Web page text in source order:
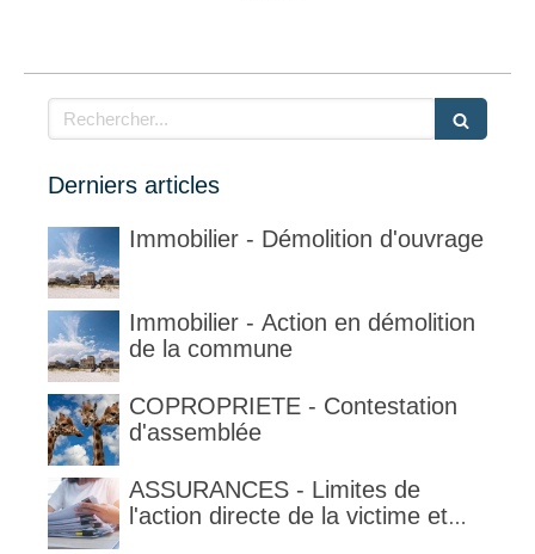
Rechercher
Derniers articles
Immobilier - Démolition d'ouvrage
Immobilier - Action en démolition
de la commune
COPROPRIETE - Contestation
d'assemblée
ASSURANCES - Limites de
l'action directe de la victime et